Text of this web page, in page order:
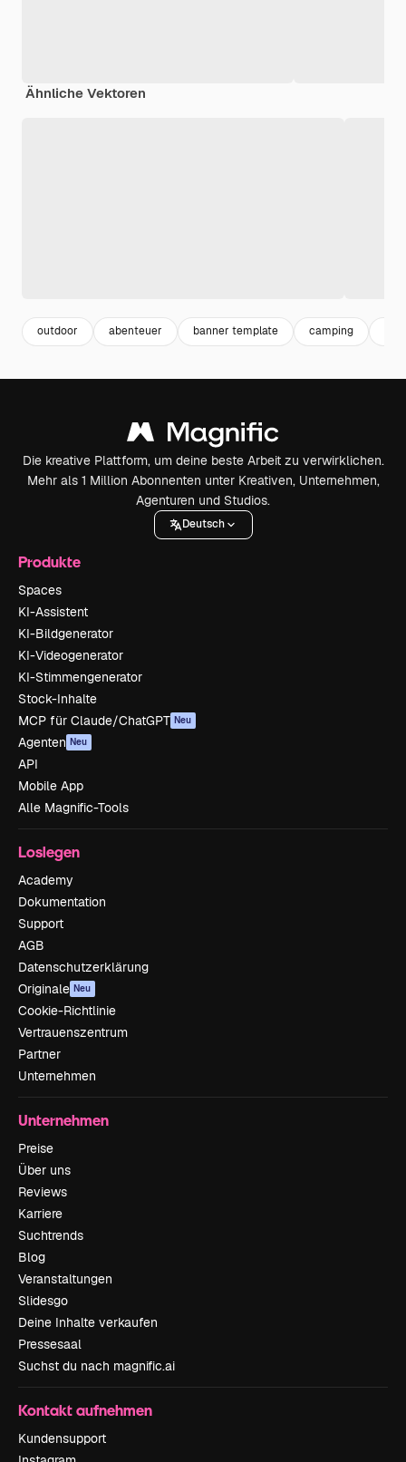
Ähnliche Vektoren
outdoor abenteuer banner template camping
Die kreative Plattform, um deine beste Arbeit zu verwirklichen.
Mehr als 1 Million Abonnenten unter Kreativen, Unternehmen,
Agenturen und Studios.
Deutsch
Produkte
Spaces
KI-Assistent
KI-Bildgenerator
KI-Videogenerator
KI-Stimmengenerator
Stock-Inhalte
MCP für Claude/ChatGPT Neu
Agenten Neu
API
Mobile App
Alle Magnific-Tools
Loslegen
Academy
Dokumentation
Support
AGB
Datenschutzerklärung
Originale Neu
Cookie-Richtlinie
Vertrauenszentrum
Partner
Unternehmen
Unternehmen
Preise
Über uns
Reviews
Karriere
Suchtrends
Blog
Veranstaltungen
Slidesgo
Deine Inhalte verkaufen
Pressesaal
Suchst du nach magnific.ai
Kontakt aufnehmen
Kundensupport